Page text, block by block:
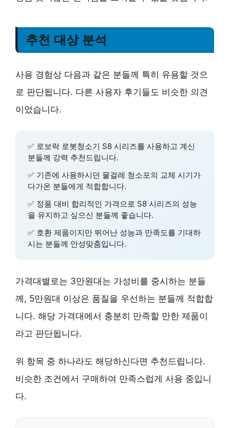
추천 대상 분석
사용 경험상 다음과 같은 분들께 특히 유용할 것으
로 판단됩니다. 다른 사용자 후기들도 비슷한 의견
이었습니다.
✅ 로보락 로봇청소기 S8 시리즈를 사용하고 계신
분들께 강력 추천드립니다.
✅ 기존에 사용하시던 물걸레 청소포의 교체 시기가
다가온 분들에게 적합합니다.
✅ 정품 대비 합리적인 가격 으로 S8 시리즈의 성능
을 유지하고 싶으신 분들께 좋습니다.
✅ 호환 제품이지만 뛰어난 성능과 만족도를 기대하
시는 분들께 안성맞춤입니다.
가격대별로는 3만원대는 가성비를 중시하는 분들
께, 5만원대 이상은 품질을 우선하는 분들께 적합합
니다. 해당 가격대에서 충분히 만족할 만한 제품이
라고 판단됩니다.
위 항목 중 하나라도 해당하신다면 추천드립니다.
비슷한 조건에서 구매하여 만족스럽게 사용 중입니
다.